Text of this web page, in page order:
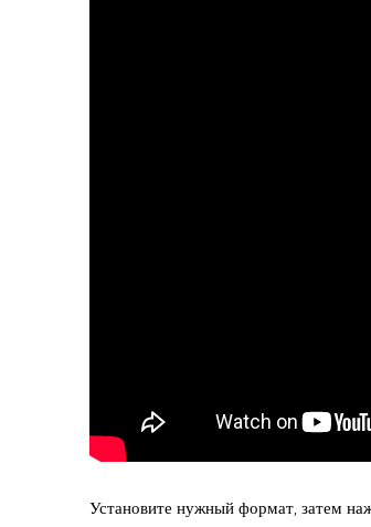
Установите нужный формат, затем